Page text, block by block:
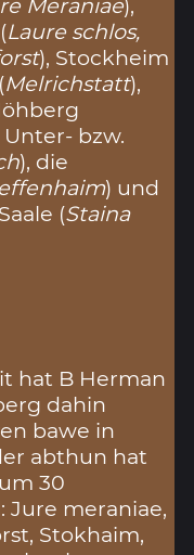
Meraniae),
Laure schlos,
), Stockheim
Melrichstatt),
Unter- bzw.
), die
) und
(Staina
hat B Herman
dahin
bawe in
abthun hat
30
Jure meraniae,
Stokhaim,